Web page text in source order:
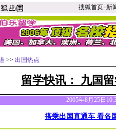
搜狐首页-新
>> 出国热点
留学快讯： 九国
2005年8月25日
搭乘出国直通车 看各